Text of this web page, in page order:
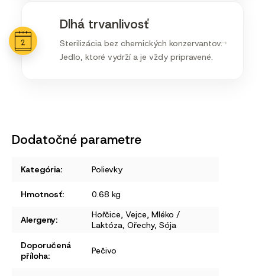
→
Dlhá trvanlivosť
Sterilizácia bez chemických konzervantov.
Jedlo, ktoré vydrží a je vždy pripravené.
Dodatočné parametre
Kategória: Polievky
Hmotnosť: 0.68 kg
Alergeny: Hořčice, Vejce, Mléko /
Laktóza, Ořechy, Sója
Doporučená
příloha: Pečivo